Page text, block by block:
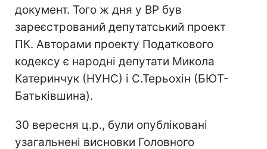
документ. Того ж дня у ВР був
зареєстрований депутатський проект
ПК. Авторами проекту Податкового
кодексу є народні депутати Микола
Катеринчук (НУНС) і С.Терьохін (БЮТ-
Батьківшина).
30 вересня ц.р., були опубліковані
узагальнені висновки Головного